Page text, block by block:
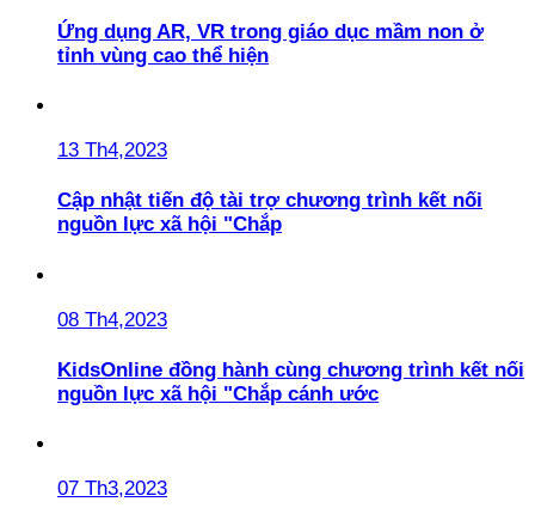
Ứng dụng AR, VR trong giáo dục mầm non ở
tỉnh vùng cao thể hiện
13 Th4,2023
Cập nhật tiến độ tài trợ chương trình kết nối
nguồn lực xã hội "Chắp
08 Th4,2023
KidsOnline đồng hành cùng chương trình kết nối
nguồn lực xã hội "Chắp cánh ước
07 Th3,2023